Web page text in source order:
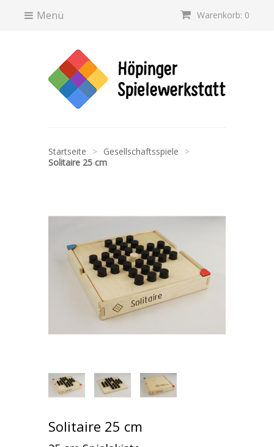
Warenkorb: 0
Menü
Startseite > Gesellschaftsspiele
>
Solitaire 25 cm
Solitaire 25 cm